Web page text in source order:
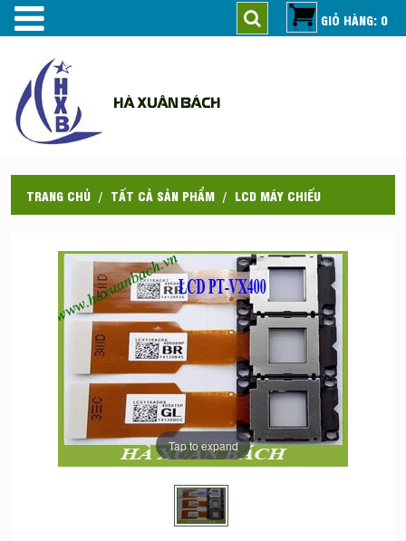
HÀ XUÂN BÁCH
TRANG CHỦ TẤT CẢ SẢN PHẨM LCD MÁY CHIẾU
Tap to expand
GIỎ HÀNG: 0